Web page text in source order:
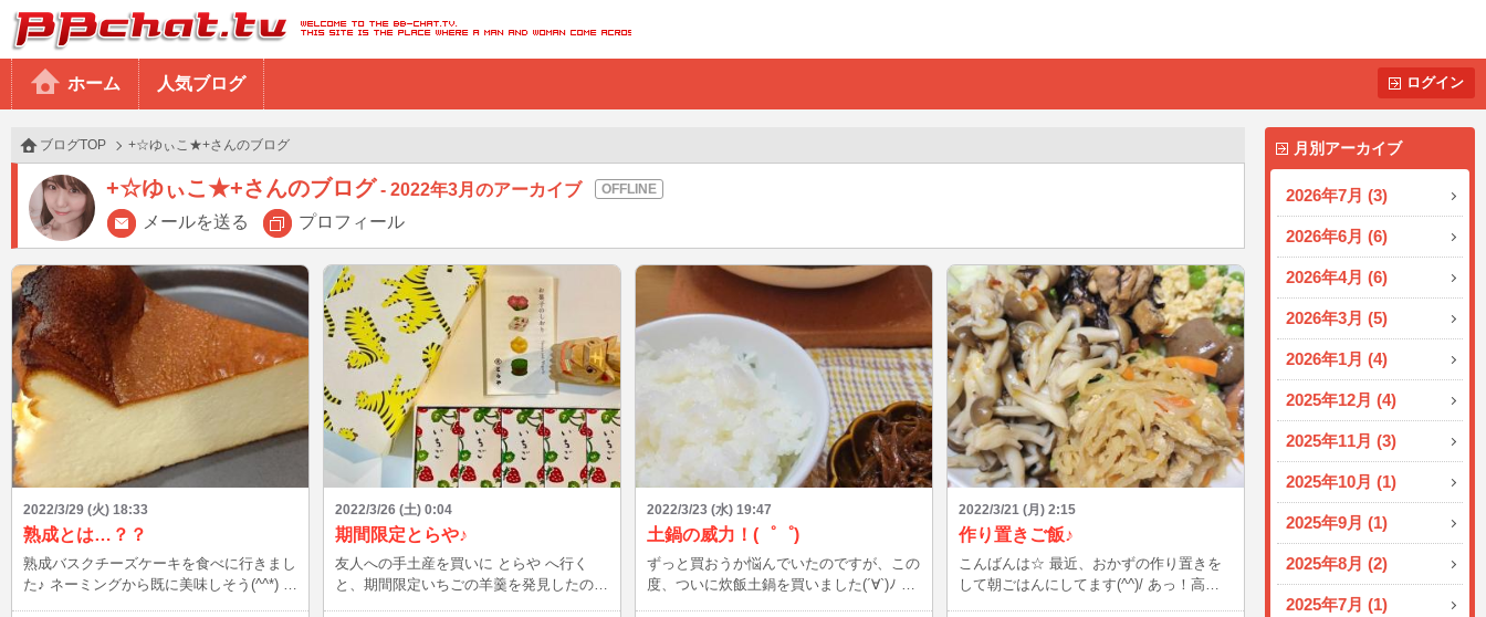
BBchatTV
ホーム 人気ブログ ログイン
月別アーカイブ
2026年7月 (3)
2026年6月 (6)
2026年4月 (6)
2026年3月 (5)
2026年1月 (4)
2025年12月 (4)
2025年11月 (3)
2025年10月 (1)
2025年9月 (1)
2025年8月 (2)
2025年7月 (1)
ブログTOP +☆ゆぃこ★+さんのブログ
+☆ゆぃこ★+さんのブログ
2022年3月のアーカイブ
メールを送る
プロフィール
2022/3/29 (火) 18:33
熟成とは…？？
熟成バスクチーズケーキを食べに行きまし
た♪ ネーミングから既に美味しそう(^^*) 最
2022/3/26 (土) 0:04
期間限定とらや♪
友人への手土産を買いに とらや へ行く
と、期間限定いちごの羊羹を発見したので
2022/3/23 (水) 19:47
土鍋の威力！(゜゜)
ずっと買おうか悩んでいたのですが、この
度、ついに炊飯土鍋を買いました(´∀`)ﾉ 説
2022/3/21 (月) 2:15
作り置きご飯♪
こんばんは☆ 最近、おかずの作り置きを
して朝ごはんにしてます(^^)/ あっ！高野